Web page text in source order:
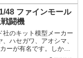
買取・販売業務を行って
、Web関係のセミナーに
48 ファインモール
戦闘機
社のキット模型メーカー
ハセガワ、アオシマ、
ーが有名です。しか
カーの台頭が著しく、中